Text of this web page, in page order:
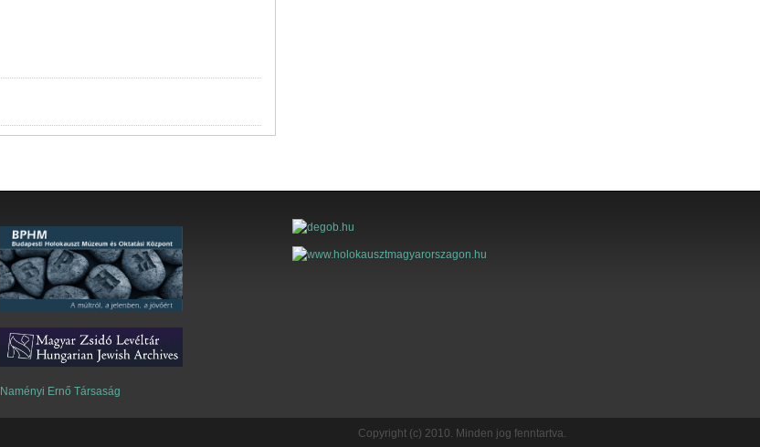
Naményi Ernő Társaság
Copyright (c) 2010. Minden jog fenntartva.